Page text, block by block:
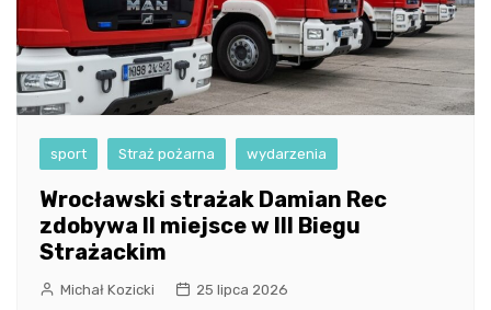
sport Straż pożarna wydarzenia
Wrocławski strażak Damian Rec
zdobywa II miejsce w III Biegu
Strażackim
Michał Kozicki 25 lipca 2026